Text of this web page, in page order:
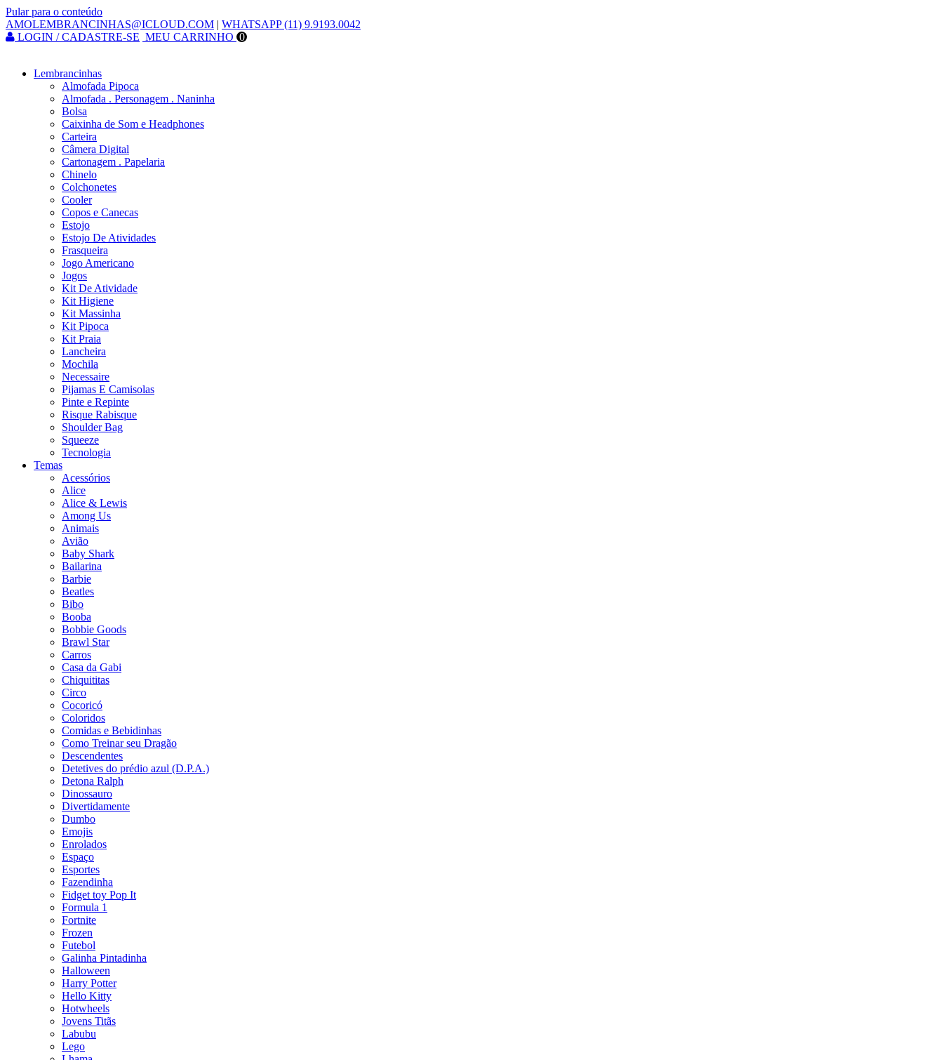
Pular para o conteúdo
AMOLEMBRANCINHAS@ICLOUD.COM | WHATSAPP (11) 9.9193.0042
LOGIN / CADASTRE-SE MEU CARRINHO 0
Lembrancinhas
Almofada Pipoca
Almofada . Personagem . Naninha
Bolsa
Caixinha de Som e Headphones
Carteira
Câmera Digital
Cartonagem . Papelaria
Chinelo
Colchonetes
Cooler
Copos e Canecas
Estojo
Estojo De Atividades
Frasqueira
Jogo Americano
Jogos
Kit De Atividade
Kit Higiene
Kit Massinha
Kit Pipoca
Kit Praia
Lancheira
Mochila
Necessaire
Pijamas E Camisolas
Pinte e Repinte
Risque Rabisque
Shoulder Bag
Squeeze
Tecnologia
Temas
Acessórios
Alice
Alice & Lewis
Among Us
Animais
Avião
Baby Shark
Bailarina
Barbie
Beatles
Bibo
Booba
Bobbie Goods
Brawl Star
Carros
Casa da Gabi
Chiquititas
Circo
Cocoricó
Coloridos
Comidas e Bebidinhas
Como Treinar seu Dragão
Descendentes
Detetives do prédio azul (D.P.A.)
Detona Ralph
Dinossauro
Divertidamente
Dumbo
Emojis
Enrolados
Espaço
Esportes
Fazendinha
Fidget toy Pop It
Formula 1
Fortnite
Frozen
Futebol
Galinha Pintadinha
Halloween
Harry Potter
Hello Kitty
Hotwheels
Jovens Titãs
Labubu
Lego